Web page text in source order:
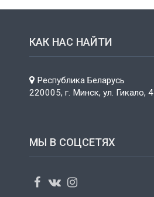
КАК НАС НАЙТИ
Республика Беларусь
220005, г. Минск, ул. Гикало, 4
МЫ В СОЦСЕТЯХ